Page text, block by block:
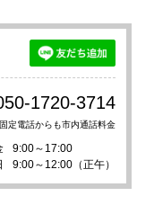
1720-3714
定電話からも市内通話料金
9:00～17:00
9:00～12:00（正午）